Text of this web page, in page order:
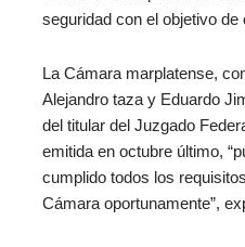
seguridad con el objetivo de
La Cámara marplatense,
Alejandro taza y Eduardo
del titular del Juzgado
emitida en octubre último,
cumplido todos los
Cámara oportunamente”,